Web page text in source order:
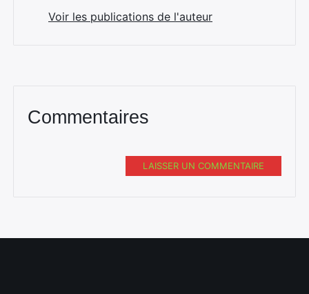
Voir les publications de l'auteur
Commentaires
LAISSER UN COMMENTAIRE